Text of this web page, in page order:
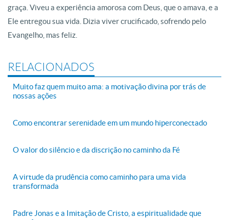
graça. Viveu a experiência amorosa com Deus, que o amava, e a
Ele entregou sua vida. Dizia viver crucificado, sofrendo pelo
Evangelho, mas feliz.
RELACIONADOS
Muito faz quem muito ama: a motivação divina por trás de
nossas ações
Como encontrar serenidade em um mundo hiperconectado
O valor do silêncio e da discrição no caminho da Fé
A virtude da prudência como caminho para uma vida
transformada
Padre Jonas e a Imitação de Cristo, a espiritualidade que